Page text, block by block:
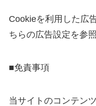
Cookieを利用した広
ちらの広告設定を参
■免責事項
当サイトのコンテン